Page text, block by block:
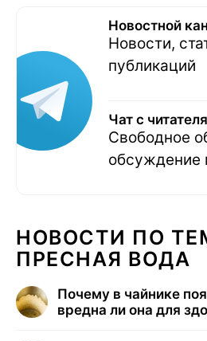
Новостной
Новости,
публикаций
Чат с
Свободное
обсуждение
НОВОСТИ ПО
ПРЕСНАЯ ВОДА
Почему в чайнике
вредна ли она для